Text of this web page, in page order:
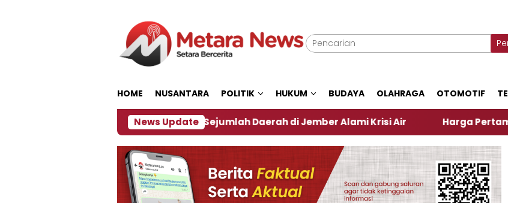
HOME NUSANTARA POLITIK HUKUM BUDAYA OLAHRAGA OTOMOTIF
News Update
Dampak El Nino, Sejumlah Daerah di Jember Alami Krisi Air Harga Pertamax Turun